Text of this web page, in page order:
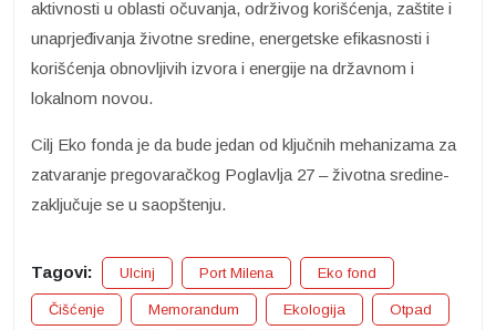
aktivnosti u oblasti očuvanja, održivog korišćenja, zaštite i
unaprjeđivanja životne sredine, energetske efikasnosti i
korišćenja obnovljivih izvora i energije na državnom i
lokalnom novou.
Cilj Eko fonda je da bude jedan od ključnih mehanizama za
zatvaranje pregovaračkog Poglavlja 27 – životna sredine-
zaključuje se u saopštenju.
Tagovi: Ulcinj Port Milena Eko fond
Čišćenje Memorandum Ekologija Otpad